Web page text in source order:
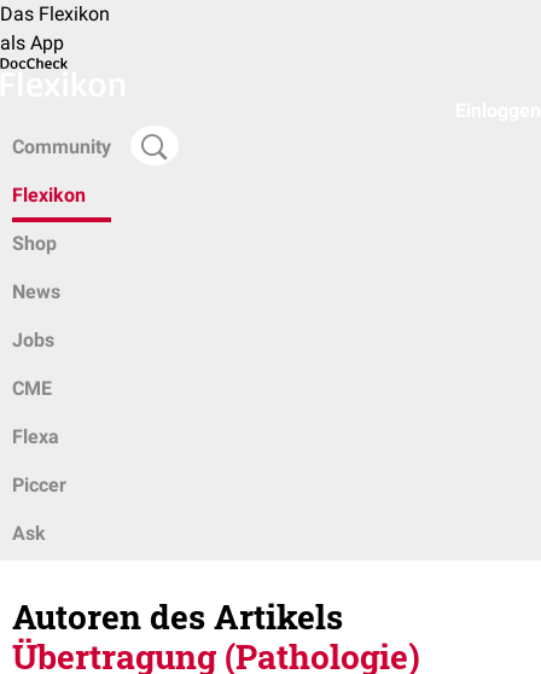
Das Flexikon
als App
Community
Flexikon
Shop
News
Jobs
CME
Flexa
Piccer
Ask
Autoren des Artikels
Übertragung (Pathologie)